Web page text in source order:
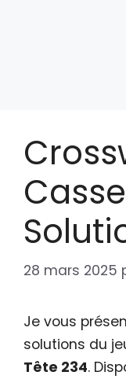
28 mars 2025
Je vous
solutions du
Tête 234.